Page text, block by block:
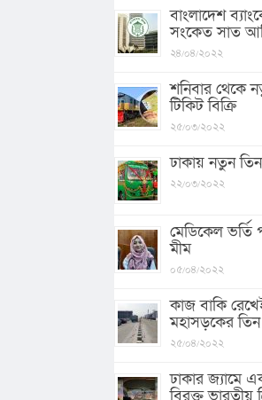
বাংলাদেশ
সংকেত সাত
২৪/০৪/২০২২
শনিবার থেকে
টিকিট বিক্রি
২৫/০৩/২০২২
ঢাকায় নতুন
২২/০৩/২০২২
মেডিকেল ভর্তি
মীম
০৫/০৪/২০২২
কাজ বাকি
মহাসড়কের তিন
২৫/০৪/২০২২
ঢাকার জ্যামে
বিরক্ত ভারতীয়